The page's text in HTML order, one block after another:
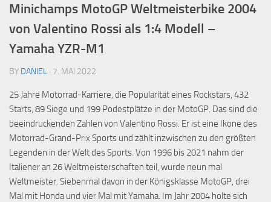
Minichamps MotoGP Weltmeisterbike 2004
von Valentino Rossi als 1:4 Modell –
Yamaha YZR-M1
BY DANIEL · 7. MAI 2022
25 Jahre Motorrad-Karriere, die Popularität eines Rockstars, 432
Starts, 89 Siege und 199 Podestplätze in der MotoGP. Das sind die
beeindruckenden Zahlen von Valentino Rossi. Er ist eine Ikone des
Motorrad-Grand-Prix Sports und zählt inzwischen zu den größten
Legenden in der Welt des Sports. Von 1996 bis 2021 nahm der
Italiener an 26 Weltmeisterschaften teil, wurde neun mal
Weltmeister. Siebenmal davon in der Königsklasse MotoGP, drei
Mal mit Honda und vier Mal mit Yamaha. Im Jahr 2004 holte sich